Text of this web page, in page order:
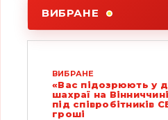
ВИБРАНЕ
ВИБРАНЕ
«Вас підозрюють у
шахраї на
під співробітників
гроші